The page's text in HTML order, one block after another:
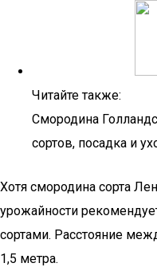
Читайте также:
Смородина
сортов, посадка и
Хотя смородина сорта
урожайности
сортами. Расстояние
1,5 метра.